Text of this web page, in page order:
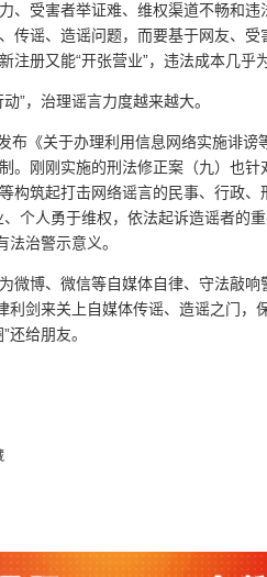
、受害者举证难、维权渠道不畅和
传谣、造谣问题，而要基于网友、受
注册又能“开张营业”，违法成本几乎为
”，治理谣言力度越来越大。
布《关于办理利用信息网络实施诽谤
。刚刚实施的刑法修正案（九）也针
构筑起打击网络谣言的民事、行政
个人勇于维权，依法起诉造谣者的
法治警示意义。
微博、微信等自媒体自律、守法敲
利剑来关上自媒体传谣、造谣之门
还给朋友。